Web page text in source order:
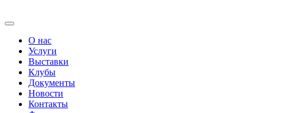
О нас
Услуги
Выставки
Клубы
Документы
Новости
Контакты